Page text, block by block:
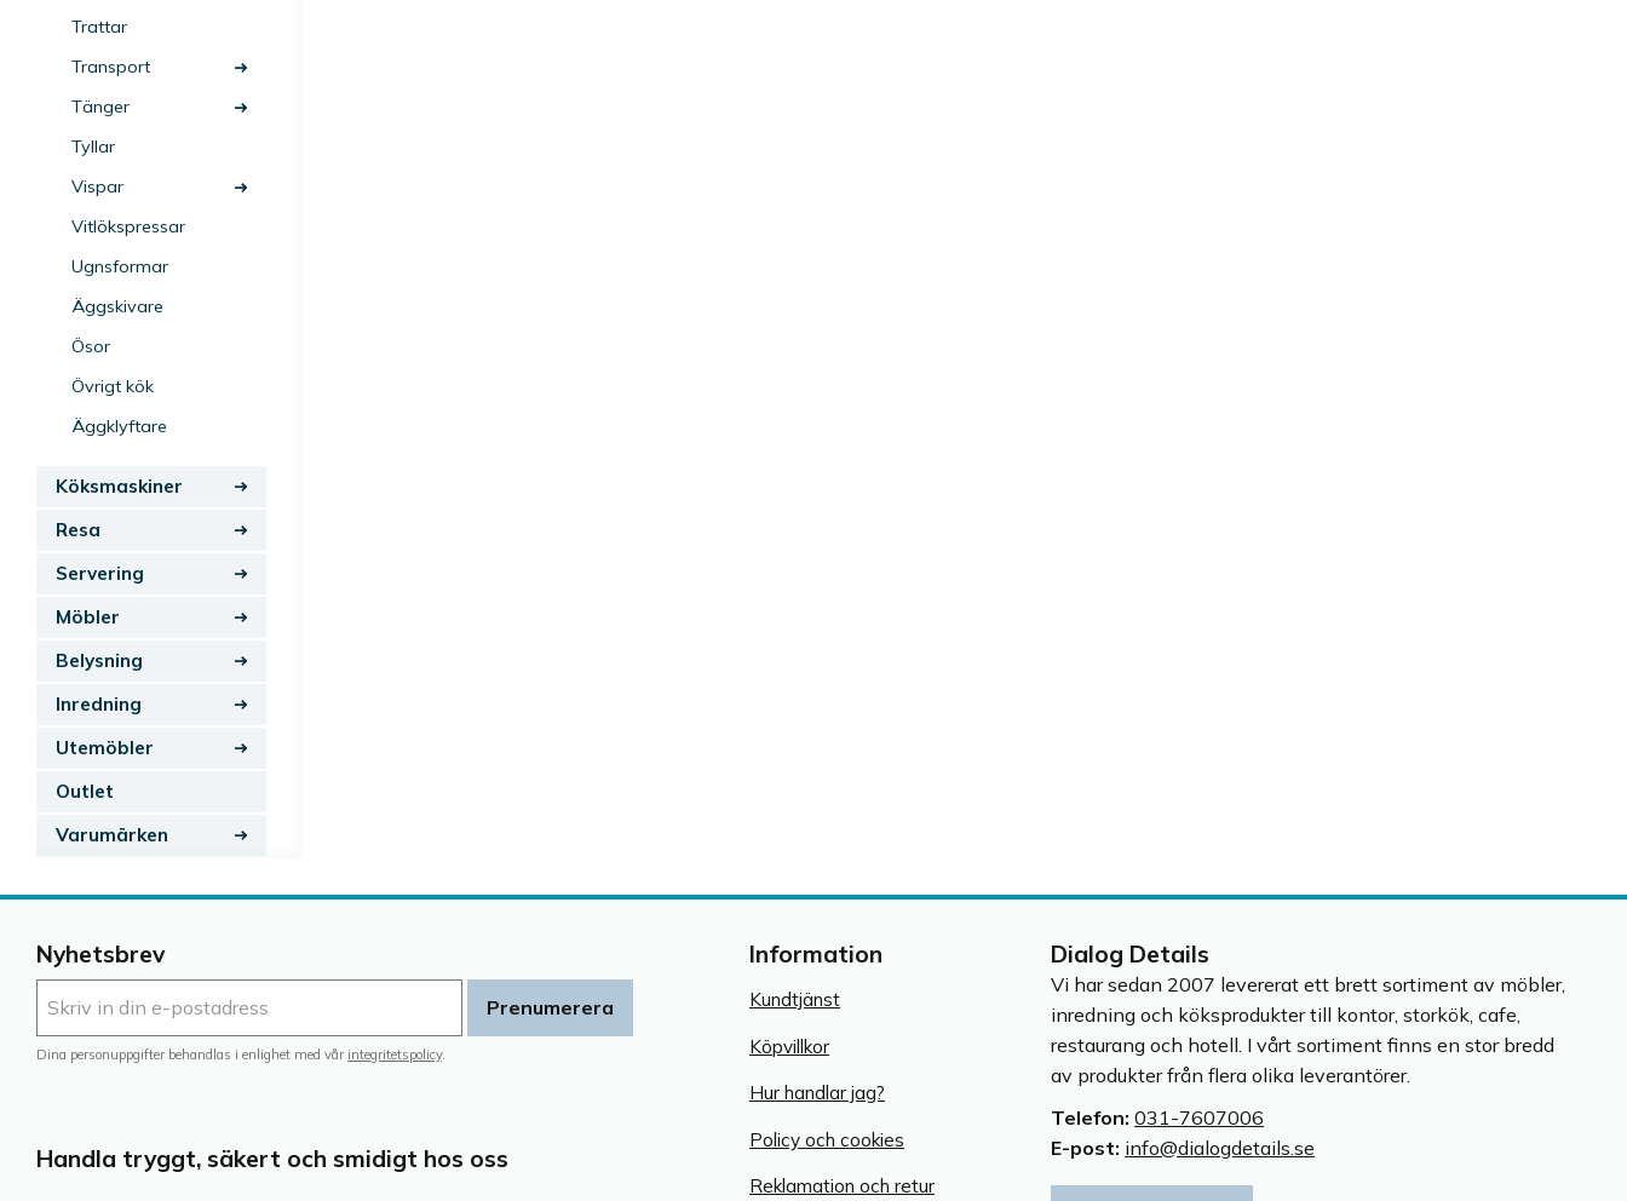
Trattar
Transport
Tänger
Tyllar
Vispar
Vitlökspressar
Ugnsformar
Äggskivare
Ösor
Övrigt kök
Äggklyftare
Köksmaskiner
Resa
Servering
Möbler
Belysning
Inredning
Utemöbler
Outlet
Varumärken
Nyhetsbrev
Prenumerera
Dina personuppgifter behandlas i enlighet med vår integritetspolicy.
Handla tryggt, säkert och smidigt hos oss
Information
Kundtjänst
Köpvillkor
Hur handlar jag?
Policy och cookies
Reklamation och retur
Dialog Details
Vi har sedan 2007 levererat ett brett sortiment av möbler,
inredning och köksprodukter till kontor, storkök, cafe,
restaurang och hotell. I vårt sortiment finns en stor bredd
av produkter från flera olika leverantörer.
Telefon: 031-7607006
E-post: info@dialogdetails.se